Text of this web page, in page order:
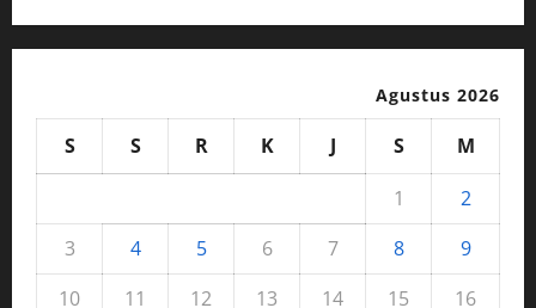
Agustus 2026
S S R K J S
M
1
2
3
4 5 6 7 8
9
10
11 12 13 14 15
16